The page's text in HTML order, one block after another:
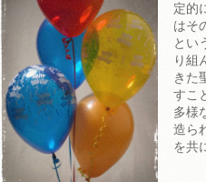
定的
はそ
とい
り組
きた
すこ
多様
造ら
を共